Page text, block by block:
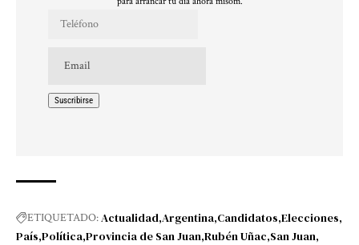
ETIQUETADO:Actualidad Argentina Candidatos Elecciones
País Política Provincia de San Juan Rubén Uñac San Juan